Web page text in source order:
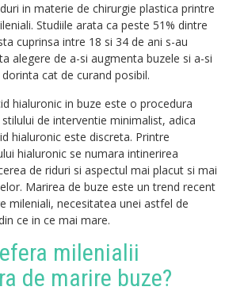
in materie de chirurgie plastica printre
Studiile arata ca peste 51% dintre
cuprinsa intre 18 si 34 de ani s-au
alegere de a-si augmenta buzele si a-si
cat de curand posibil.
hialuronic in buze este o procedura
de interventie minimalist, adica
hialuronic este discreta. Printre
hialuronic se numara intinerirea
de riduri si aspectul mai placut si mai
Marirea de buze este un trend recent
mileniali, necesitatea unei astfel de
ce in ce mai mare.
milenialii
de marire buze?